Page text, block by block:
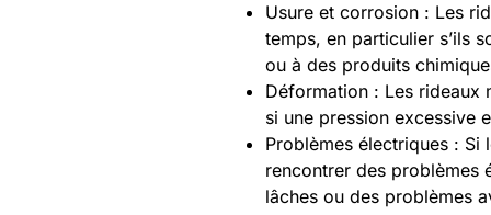
Usure et corrosion : Les
temps, en particulier s’ils
ou à des produits
Déformation : Les rideaux
si une pression excessive
Problèmes électriques : Si
rencontrer des problèmes
lâches ou des problèmes